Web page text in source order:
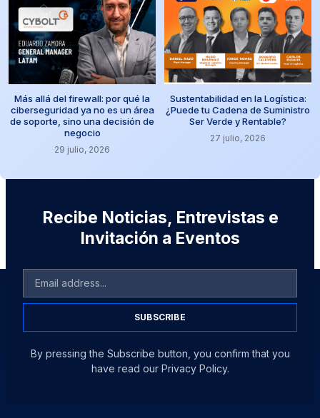
Más allá del firewall: por qué la
ciberseguridad ya no es un área
de soporte, sino una decisión de
negocio
29 julio, 2026
Sustentabilidad en la Logística:
¿Puede tu Cadena de Suministro
Ser Verde y Rentable?
27 julio, 2026
Recibe Noticias, Entrevistas e
Invitación a Eventos
SUBSCRIBE
By pressing the Subscribe button, you confirm that you
have read our Privacy Policy.